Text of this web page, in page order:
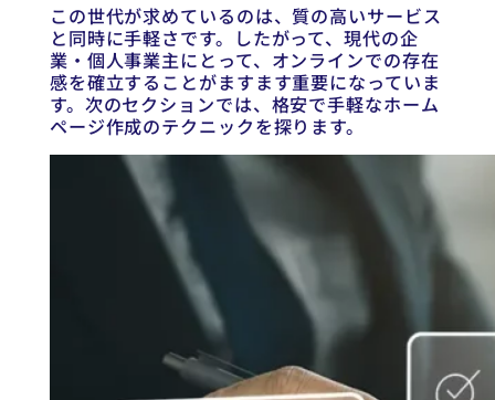
この世代が求めているのは、質の高いサービス
と同時に手軽さです。したがって、現代の企
業・個人事業主にとって、オンラインでの存在
感を確立することがますます重要になっていま
す。次のセクションでは、格安で手軽なホーム
ページ作成のテクニックを探ります。